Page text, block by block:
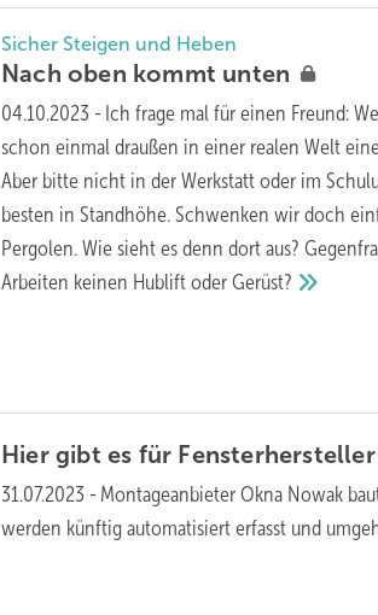
Sicher Steigen und Heben
Nach oben kommt unten
04.10.2023 - Ich frage mal für einen Freund:
schon einmal draußen in einer realen Welt
Aber bitte nicht in der Werkstatt oder im
besten in Standhöhe. Schwenken wir doch
Pergolen. Wie sieht es denn dort aus?
Arbeiten keinen Hublift oderGerüst?
Hier gibt es für
31.07.2023 - Montageanbieter Okna Nowak
werden künftig automatisiert erfasst und